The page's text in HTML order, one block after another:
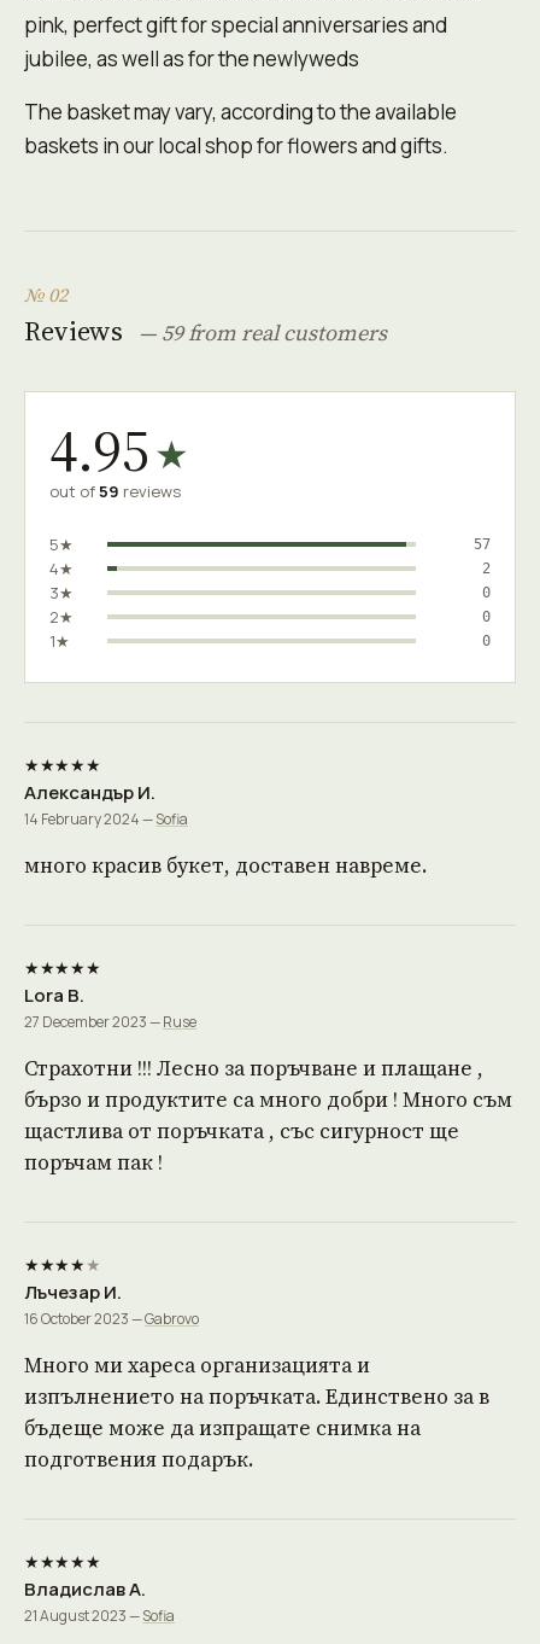
pink, perfect gift for special anniversaries and
jubilee, as well as for the newlyweds
The basket may vary, according to the available
baskets in our local shop for flowers and gifts.
№ 02
Reviews — 59 from real customers
4.95★
out of59 reviews
5★ 57
4★ 2
3★ 0
2★ 0
1★ 0
★★★★★
Александър И.
14 February 2024 —Sofia
много красив букет, доставен навреме.
★★★★★
Lora B.
27 December 2023 —Ruse
Страхотни !!! Лесно за поръчване и плащане ,
бързо и продуктите са много добри ! Много съм
щастлива от поръчката , със сигурност ще
поръчам пак !
★★★★★
Лъчезар И.
16 October 2023 —Gabrovo
Много ми хареса организацията и
изпълнението на поръчката. Единствено за в
бъдеще може да изпращате снимка на
подготвения подарък.
★★★★★
Владислав А.
21 August 2023 —Sofia